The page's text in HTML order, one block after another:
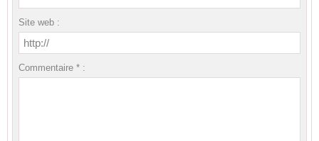
Site web :
Commentaire * :